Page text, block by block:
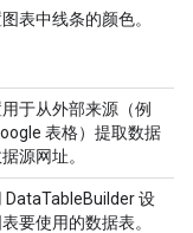
表中线条的颜色。
于从外部来源（例
表格）提取数据
源网址。
DataTableBuilder 设
要使用的数据表。